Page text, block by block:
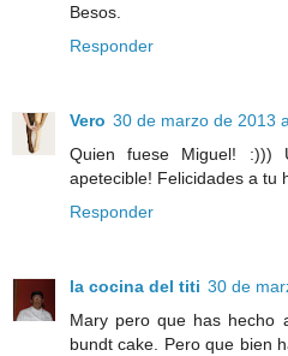
Besos.
Responder
Vero 30 de marzo de 2013
Quien fuese Miguel!
apetecible! Felicidades a tu
Responder
la cocina del titi 30 de
Mary pero que has hecho
bundt cake. Pero que bien